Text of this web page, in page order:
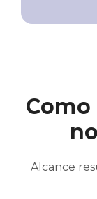
Como
Alcance